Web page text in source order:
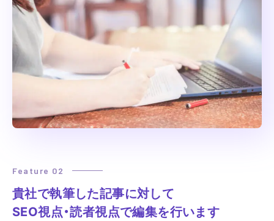
Feature 02
貴社で執筆した記事に対して
SEO視点・読者視点で編集を行います